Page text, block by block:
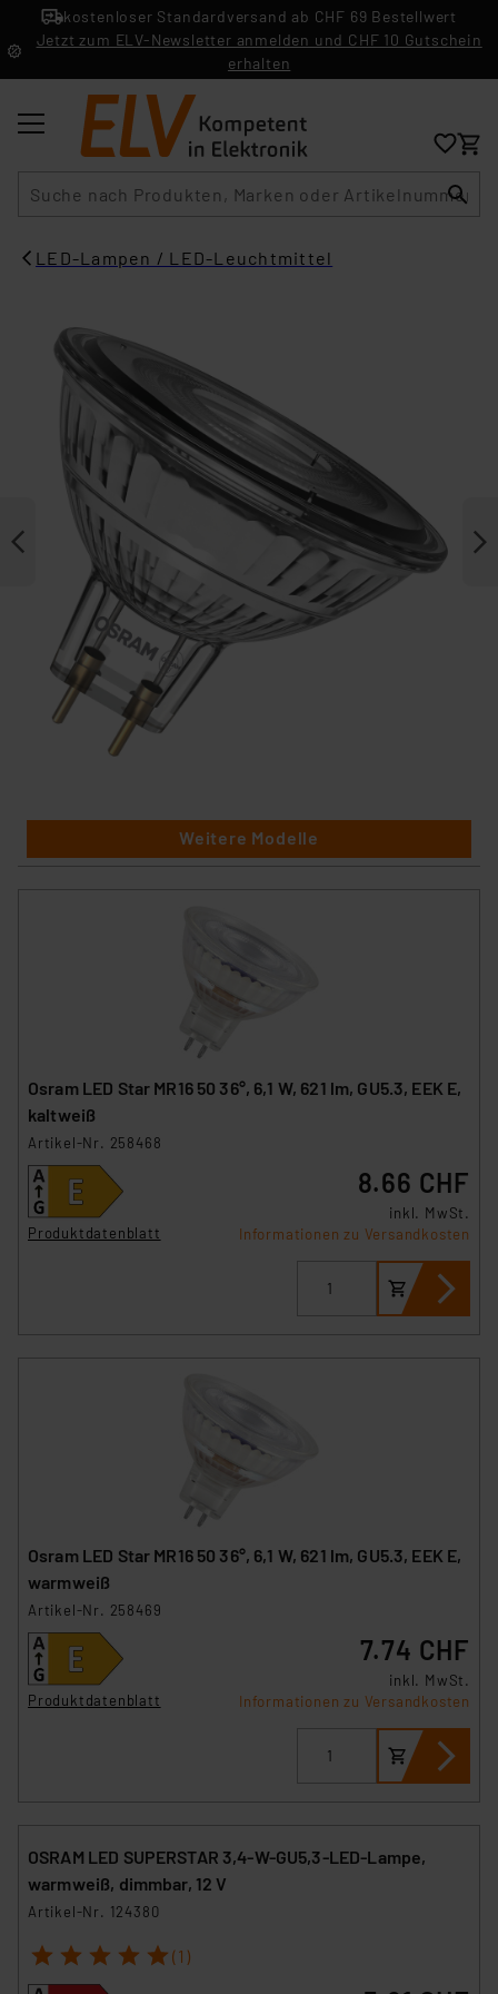
kostenloser Standardversand ab CHF 69 Bestellwert
Jetzt zum ELV-Newsletter anmelden und CHF 10 Gutschein
erhalten
LED-Lampen / LED-Leuchtmittel
Weitere Modelle
Osram LED Star MR16 50 36°, 6,1 W, 621 lm, GU5.3, EEK E,
kaltweiß
Artikel-Nr. 258468
Produktdatenblatt
8.66 CHF
inkl. MwSt.
Informationen zu Versandkosten
Osram LED Star MR16 50 36°, 6,1 W, 621 lm, GU5.3, EEK E,
warmweiß
Artikel-Nr. 258469
Produktdatenblatt
7.74 CHF
inkl. MwSt.
Informationen zu Versandkosten
OSRAM LED SUPERSTAR 3,4-W-GU5,3-LED-Lampe,
warmweiß, dimmbar, 12 V
Artikel-Nr. 124380
1 2 3 4 5 (1)